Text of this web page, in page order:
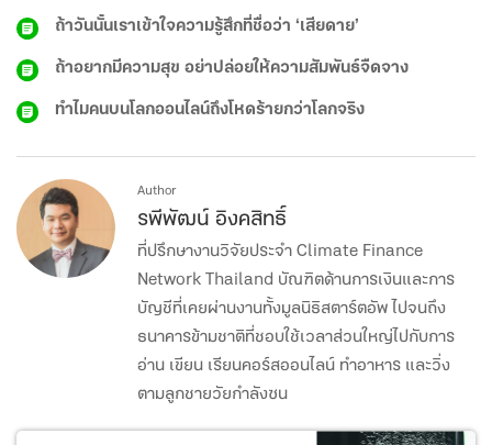
ถ้าวันนั้นเราเข้าใจความรู้สึกที่ชื่อว่า ‘เสียดาย’
ถ้าอยากมีความสุข อย่าปล่อยให้ความสัมพันธ์จืดจาง
ทำไมคนบนโลกออนไลน์ถึงโหดร้ายกว่าโลกจริง
Author
รพีพัฒน์ อิงคสิทธิ์
ที่ปรึกษางานวิจัยประจำ Climate Finance
Network Thailand บัณฑิตด้านการเงินและการ
บัญชีที่เคยผ่านงานทั้งมูลนิธิสตาร์ตอัพ ไปจนถึง
ธนาคารข้ามชาติที่ชอบใช้เวลาส่วนใหญ่ไปกับการ
อ่าน เขียน เรียนคอร์สออนไลน์ ทำอาหาร และวิ่ง
ตามลูกชายวัยกำลังซน